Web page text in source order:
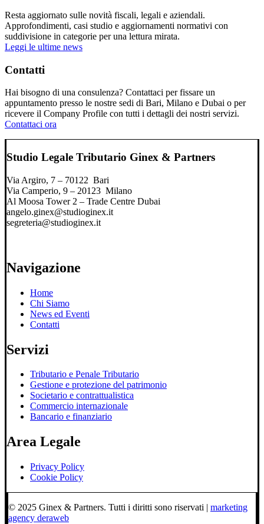
Resta aggiornato sulle novità fiscali, legali e aziendali.
Approfondimenti, casi studio e aggiornamenti normativi con
suddivisione in categorie per una lettura mirata.
Leggi le ultime news
Contatti
Hai bisogno di una consulenza? Contattaci per fissare un
appuntamento presso le nostre sedi di Bari, Milano e Dubai o per
ricevere il Company Profile con tutti i dettagli dei nostri servizi.
Contattaci ora
Studio Legale Tributario Ginex & Partners
Via Argiro, 7 – 70122 Bari
Via Camperio, 9 – 20123 Milano
Al Moosa Tower 2 – Trade Centre Dubai
angelo.ginex@studioginex.it
segreteria@studioginex.it
Navigazione
Home
Chi Siamo
News ed Eventi
Contatti
Servizi
Tributario e Penale Tributario
Gestione e protezione del patrimonio
Societario e contrattualistica
Commercio internazionale
Bancario e finanziario
Area Legale
Privacy Policy
Cookie Policy
© 2025 Ginex & Partners. Tutti i diritti sono riservati | marketing
agency deraweb